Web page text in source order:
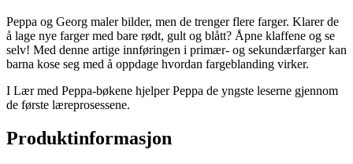
Peppa og Georg maler bilder, men de trenger flere farger. Klarer de
å lage nye farger med bare rødt, gult og blått? Åpne klaffene og se
selv! Med denne artige innføringen i primær- og sekundærfarger kan
barna kose seg med å oppdage hvordan fargeblanding virker.
I Lær med Peppa-bøkene hjelper Peppa de yngste leserne gjennom
de første læreprosessene.
Produktinformasjon